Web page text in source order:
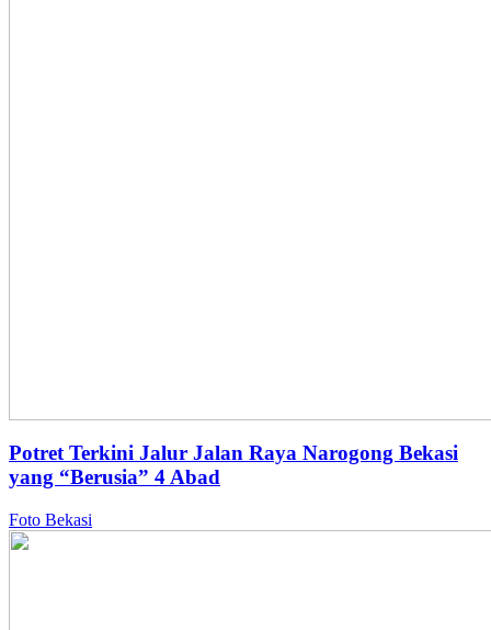
Potret Terkini Jalur Jalan Raya Narogong Bekasi
yang “Berusia” 4 Abad
Foto Bekasi